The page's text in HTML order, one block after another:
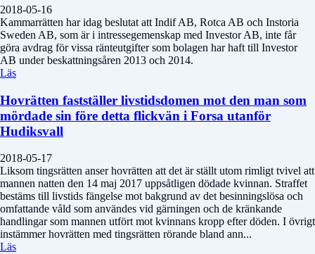
2018-05-16
Kammarrätten har idag beslutat att Indif AB, Rotca AB och Instoria
Sweden AB, som är i intressegemenskap med Investor AB, inte får
göra avdrag för vissa ränteutgifter som bolagen har haft till Investor
AB under beskattningsåren 2013 och 2014.
Läs
Hovrätten fastställer livstidsdomen mot den man som
mördade sin före detta flickvän i Forsa utanför
Hudiksvall
2018-05-17
Liksom tingsrätten anser hovrätten att det är ställt utom rimligt tvivel att
mannen natten den 14 maj 2017 uppsåtligen dödade kvinnan. Straffet
bestäms till livstids fängelse mot bakgrund av det besinningslösa och
omfattande våld som användes vid gärningen och de kränkande
handlingar som mannen utfört mot kvinnans kropp efter döden. I övrigt
instämmer hovrätten med tingsrätten rörande bland ann...
Läs